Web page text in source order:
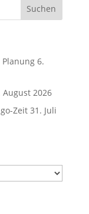
Planung 6.
August 2026
Zeit 31. Juli